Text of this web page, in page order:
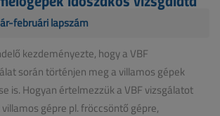
februári lapszám
kezdeményezte, hogy a VBF
során történjen meg a villamos gépek
is. Hogyan értelmezzük a VBF vizsgálatot
gépre pl. fröccsöntő gépre,